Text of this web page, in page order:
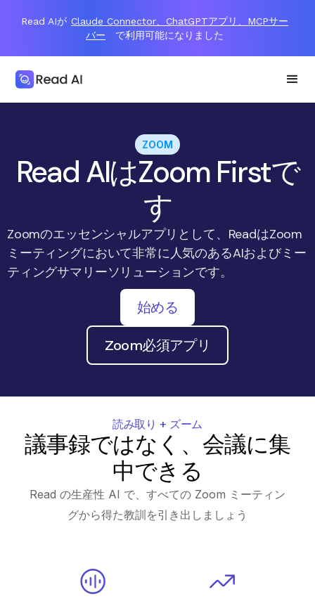
Read AIが Claude Connector、ChatGPTアプリ、MCPサー
バー
で利用可能になりました
ZOOM
Read AIはZoom Firstで
す
Zoomのエッセンシャルアプリとして、ReadはZoom
ミーティングにおいて非常に人気のあるAIおよびミー
ティングサマリーソリューションです。
始める
Zoom必須アプリ
読み取り + ズーム
議事録ではなく、会議に集
中できる
Read の生産性 AI で、すべての Zoom ミーティン
グから得た教訓を引き出しましょう